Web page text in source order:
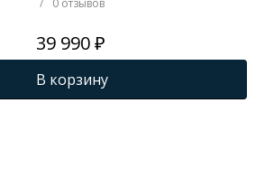
/ 0 отзывов
39 990 ₽
В корзину